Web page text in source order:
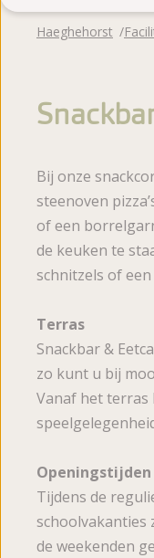
Haeghehorst
Bij onze
steenoven
of een
de keuken te
schnitzels of
Terras
Snackbar &
zo kunt u bij
Vanaf het terras
Openingstijden
Tijdens de
schoolvakanties
de weekenden